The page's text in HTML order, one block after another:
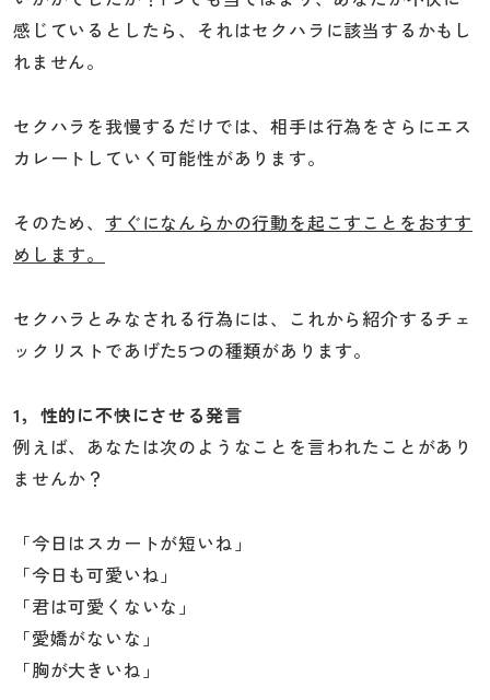
感じているとしたら、それはセクハラに該当するかもし
れません。
セクハラを我慢するだけでは、相手は行為をさらにエス
カレートしていく可能性があります。
そのため、 すぐになんらかの行動を起こすことをおすす
めします。
セクハラとみなされる行為には、これから紹介するチェ
ックリストであげた5つの種類があります。
1，性的に不快にさせる発言
例えば、あなたは次のようなことを言われたことがあり
ませんか？
「今日はスカートが短いね」
「今日も可愛いね」
「君は可愛くないな」
「愛嬌がないな」
「胸が大きいね」